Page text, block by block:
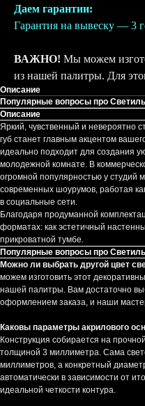
Даем гарантии:
Гарантия на вывеску — 3
ВАЖНО! Мы можем
из нашей палитры. Для
Описание
Популярные вопросы про
Описание
Яркий, чувственный и невероятно
губ станет главным акцентом
идеально подходит для создания
молодежной комнате. В
огромной популярностью у студий
современных шоурумов, работая
в социальные сети.
Благодаря продуманной
форматах: как эстетичный
прикроватной тумбе.
Популярные вопросы про
Можно ли выбрать другой цвет
можем изготовить этот
нашей палитры. Вам достаточно
оформлением заказа, и наши
Каковы параметры акрилового
Конструкция собирается на
толщиной 3 миллиметра. Сама
миллиметров, а конкретный
автоматически в зависимости от
идеальной четкости контура.